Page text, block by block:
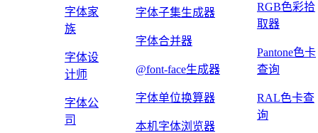
字体家
族
字体设
计师
字体公
司
字体子集生成器
字体合并器
@font-face生成器
字体单位换算器
本机字体浏览器
RGB色彩拾
取器
Pantone色卡
查询
RAL色卡查
询